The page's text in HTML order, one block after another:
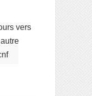
vers